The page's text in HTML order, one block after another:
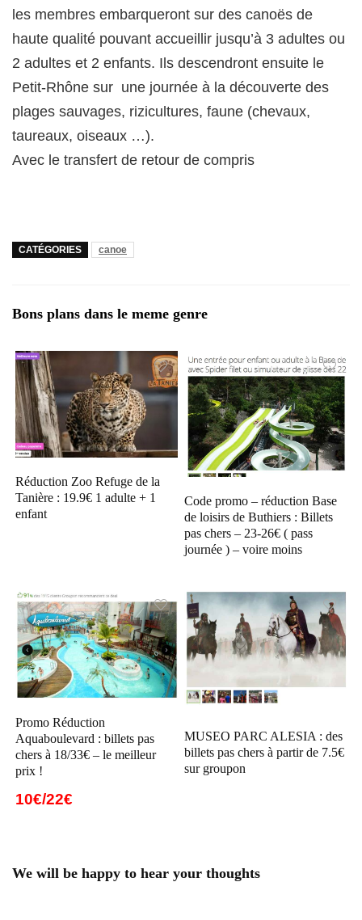
les membres embarqueront sur des canoës de
haute qualité pouvant accueillir jusqu’à 3 adultes ou
2 adultes et 2 enfants. Ils descendront ensuite le
Petit-Rhône sur une journée à la découverte des
plages sauvages, rizicultures, faune (chevaux,
taureaux, oiseaux …).
Avec le transfert de retour de compris
CATÉGORIES canoe
Bons plans dans le meme genre
Réduction Zoo Refuge de la
Tanière : 19.9€ 1 adulte + 1
enfant
Code promo – réduction Base
de loisirs de Buthiers : Billets
pas chers – 23-26€ ( pass
journée ) – voire moins
Promo Réduction
Aquaboulevard : billets pas
chers à 18/33€ – le meilleur
prix !
10€/22€
MUSEO PARC ALESIA : des
billets pas chers à partir de 7.5€
sur groupon
We will be happy to hear your thoughts